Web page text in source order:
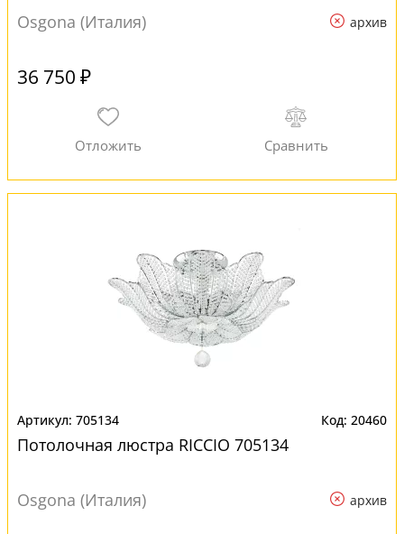
Osgona (Италия) архив
36 750 ₽
705134 20460
Потолочная люстра RICCIO 705134
Osgona (Италия) архив